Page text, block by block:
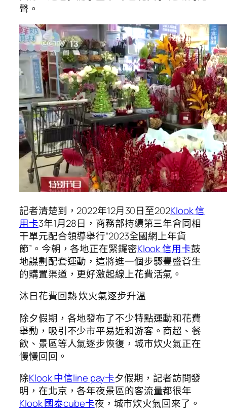
聲。
記者清楚到，2022年12月30日至202Klook 信
用卡3年1月28日，商務部持續第三年會同相
干單元配合領導舉行“2023全國網上年貨
節”。今朝，各地正在緊鑼密Klook 信用卡鼓
地謀劃配套運動，這將進一個步驟豐盛蒼生
的購置渠道，更好激起線上花費活氣。
沐日花費回熱 炊火氣逐步升溫
除夕假期，各地發布了不少特點運動和花費
舉動，吸引不少市平易近和游客。商超、餐
飲、景區等人氣逐步恢復，城市炊火氣正在
慢慢回回。
除Klook 中信line pay卡夕假期，記者訪問發
明，在北京，各年夜景區的客流量都很年
Klook 國泰cube卡夜，城市炊火氣回來了。